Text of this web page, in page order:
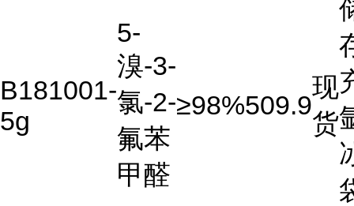
B181001-
5g
5-
溴-3-
氯-2-
氟苯
甲醛
≥98%509.9
现
货